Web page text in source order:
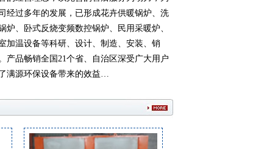
经过多年的发展，已形成花卉供暖锅炉、洗
、卧式反烧变频数控锅炉、民用采暖炉、
加温设备等科研、设计、制造、安装、销
产品畅销全国21个省、自治区深受广大用户
满源环保设备带来的效益…